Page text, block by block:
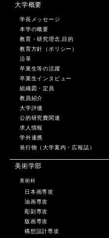
大学概要
学長メッセージ
本学の概要
教育・研究理念,目的
教育方針（ポリシー）
沿革
卒業生等の活躍
卒業生インタビュー
組織図・定員
教員紹介
大学評価
公的研究費関連
求人情報
学外連携
発行物（大学案内・広報誌）
美術学部
美術科
日本画専攻
油画専攻
彫刻専攻
版画専攻
構想設計専攻